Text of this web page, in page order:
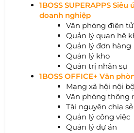
1BOSS SUPERAPPS
doanh nghiệp
Văn phòng điện tử
Quản lý quan hệ
Quản lý đơn hàng
Quản lý kho
Quản trị nhân sự
1BOSS OFFICE+ Văn
Mạng xã hội nội
Văn phòng thông
Tài nguyên chia sẻ
Quản lý công việc
Quản lý dự án